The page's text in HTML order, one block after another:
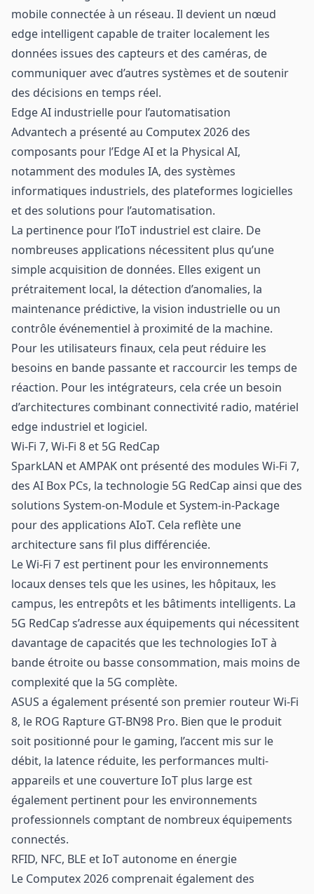
mobile connectée à un réseau. Il devient un nœud
edge intelligent capable de traiter localement les
données issues des capteurs et des caméras, de
communiquer avec d’autres systèmes et de soutenir
des décisions en temps réel.
Edge AI industrielle pour l’automatisation
Advantech a présenté au Computex 2026 des
composants pour l’Edge AI et la Physical AI,
notamment des modules IA, des systèmes
informatiques industriels, des plateformes logicielles
et des solutions pour l’automatisation.
La pertinence pour l’IoT industriel est claire. De
nombreuses applications nécessitent plus qu’une
simple acquisition de données. Elles exigent un
prétraitement local, la détection d’anomalies, la
maintenance prédictive, la vision industrielle ou un
contrôle événementiel à proximité de la machine.
Pour les utilisateurs finaux, cela peut réduire les
besoins en bande passante et raccourcir les temps de
réaction. Pour les intégrateurs, cela crée un besoin
d’architectures combinant connectivité radio, matériel
edge industriel et logiciel.
Wi-Fi 7, Wi-Fi 8 et 5G RedCap
SparkLAN et AMPAK ont présenté des modules Wi-Fi 7,
des AI Box PCs, la technologie 5G RedCap ainsi que des
solutions System-on-Module et System-in-Package
pour des applications AIoT. Cela reflète une
architecture sans fil plus différenciée.
Le Wi-Fi 7 est pertinent pour les environnements
locaux denses tels que les usines, les hôpitaux, les
campus, les entrepôts et les bâtiments intelligents. La
5G RedCap s’adresse aux équipements qui nécessitent
davantage de capacités que les technologies IoT à
bande étroite ou basse consommation, mais moins de
complexité que la 5G complète.
ASUS a également présenté son premier routeur Wi-Fi
8, le ROG Rapture GT-BN98 Pro. Bien que le produit
soit positionné pour le gaming, l’accent mis sur le
débit, la latence réduite, les performances multi-
appareils et une couverture IoT plus large est
également pertinent pour les environnements
professionnels comptant de nombreux équipements
connectés.
RFID, NFC, BLE et IoT autonome en énergie
Le Computex 2026 comprenait également des